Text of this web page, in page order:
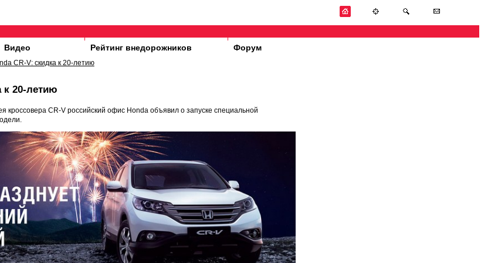
Видео Рейтинг внедорожников Форум
CR-V: скидка к 20-летию
к 20-летию
кроссовера CR-V российский офис Honda объявил о запуске специальной